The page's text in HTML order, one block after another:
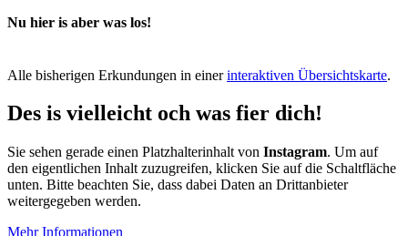
Nu hier is aber was los!
Alle bisherigen Erkundungen in einerinteraktiven Übersichtskarte.
Des is vielleicht och was fier dich!
Sie sehen gerade einen Platzhalterinhalt von Instagram. Um auf
den eigentlichen Inhalt zuzugreifen, klicken Sie auf die Schaltfläche
unten. Bitte beachten Sie, dass dabei Daten an Drittanbieter
weitergegeben werden.
Mehr Informationen